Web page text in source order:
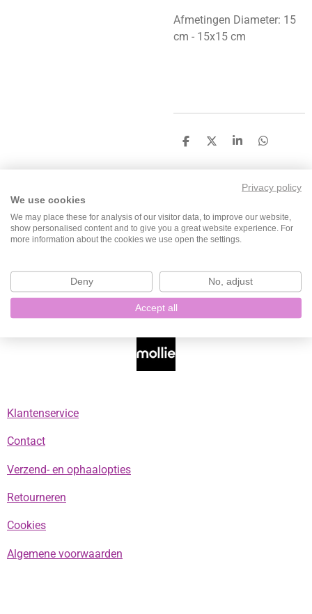
Afmetingen Diameter: 15
cm - 15x15 cm
D
D
S
D
n
F
c
e
o
I
s
t
a
r
a
m
T
k
T
o
W
a
t
p
Klantenservice
Contact
Verzend- en ophaalopties
Retourneren
Cookies
Algemene voorwaarden
Privacy policy
We use cookies
We may place these for analysis of our visitor data, to improve our website,
show personalised content and to give you a great website experience. For
more information about the cookies we use open the settings.
Deny No, adjust
Accept all